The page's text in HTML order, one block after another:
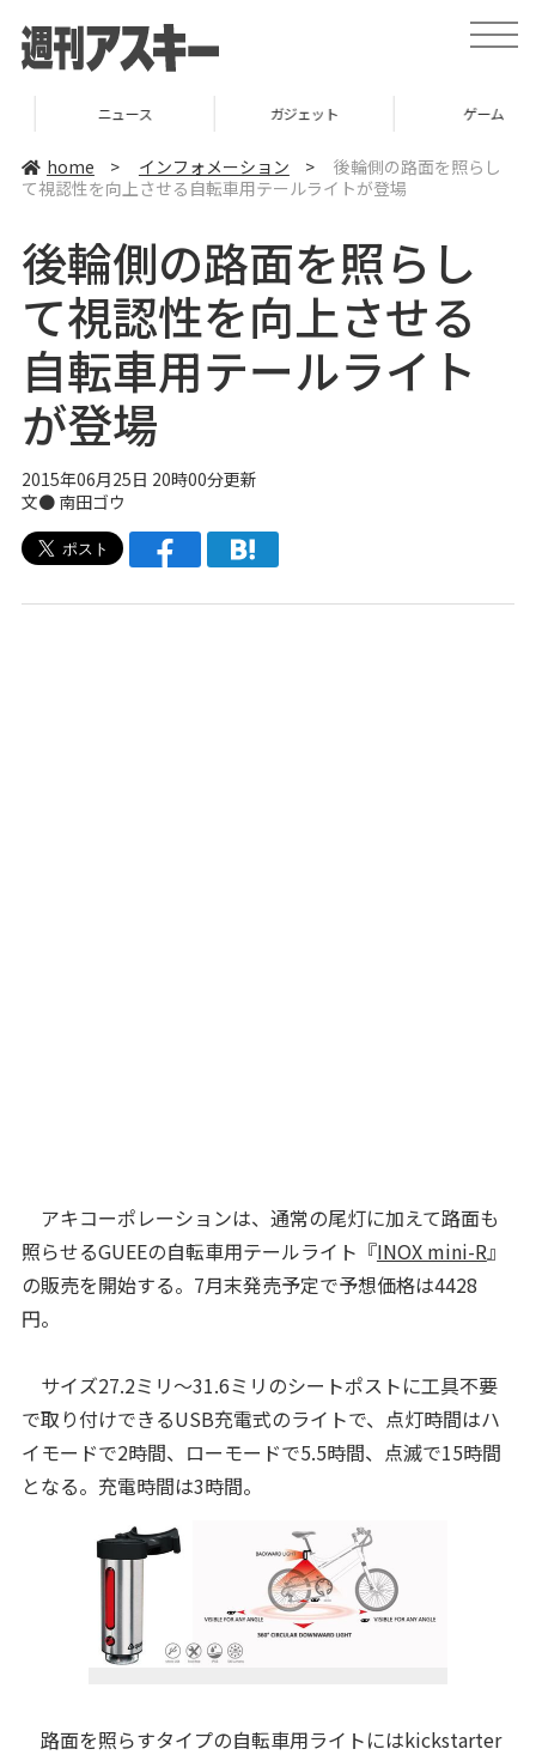
t
o
e
v
ニュース ガジェット ゲーム
home > インフォメーション >
後輪側の路面を照らし
て視認性を向上させる自転車用テールライトが登場
後輪側の路面を照らし
て視認性を向上させる
自転車用テールライト
が登場
2015年06月25日 20時00分更新
文● 南田ゴウ
アキコーポレーションは、通常の尾灯に加えて路面も
照らせるGUEEの自転車用テールライト『INOX mini-R』
の販売を開始する。7月末発売予定で予想価格は4428
円。
サイズ27.2ミリ～31.6ミリのシートポストに工具不要
で取り付けできるUSB充電式のライトで、点灯時間はハ
イモードで2時間、ローモードで5.5時間、点滅で15時間
となる。充電時間は3時間。
路面を照らすタイプの自転車用ライトにはkickstarter